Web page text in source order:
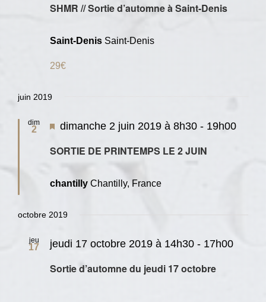
SHMR // Sortie d’automne à Saint-Denis
Saint-Denis Saint-Denis
29€
juin 2019
dim
2
SORTIE DE PRINTEMPS LE 2 JUIN
Mis
en
avant
dimanche 2 juin 2019 à 8h30 - 19h00
chantilly Chantilly, France
octobre 2019
jeu
17
Sortie d’automne du jeudi 17 octobre
jeudi 17 octobre 2019 à 14h30 - 17h00